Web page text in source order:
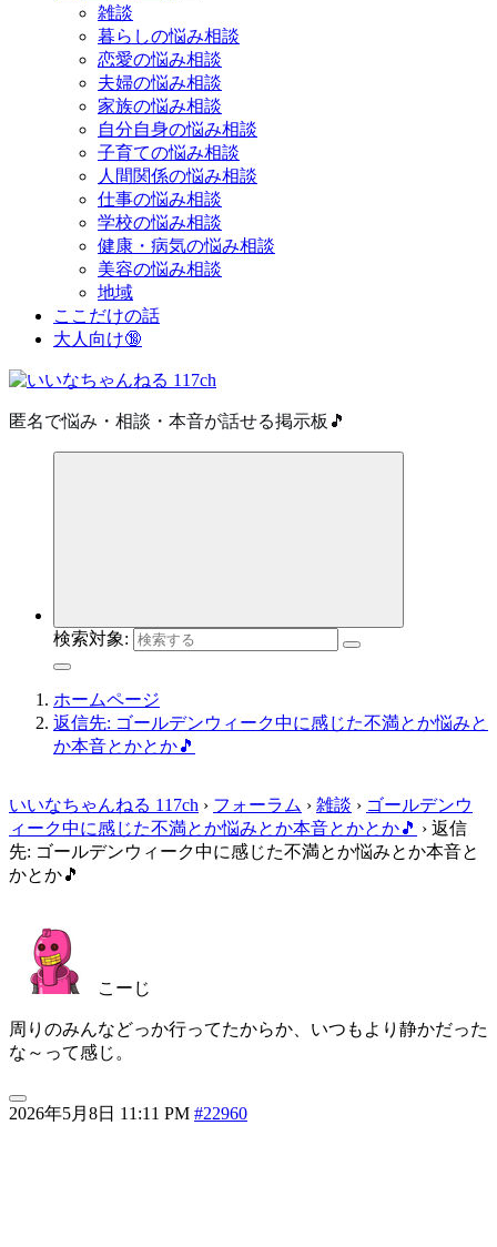
雑談
暮らしの悩み相談
恋愛の悩み相談
夫婦の悩み相談
家族の悩み相談
自分自身の悩み相談
子育ての悩み相談
人間関係の悩み相談
仕事の悩み相談
学校の悩み相談
健康・病気の悩み相談
美容の悩み相談
地域
ここだけの話
大人向け🔞
匿名で悩み・相談・本音が話せる掲示板🎵
検索対象:
ホームページ
返信先: ゴールデンウィーク中に感じた不満とか悩みと
か本音とかとか🎵
いいなちゃんねる 117ch › フォーラム › 雑談 › ゴールデンウ
ィーク中に感じた不満とか悩みとか本音とかとか🎵 › 返信
先: ゴールデンウィーク中に感じた不満とか悩みとか本音と
かとか🎵
2026年5月8日 11:11 PM #22960
こーじ
周りのみんなどっか行ってたからか、いつもより静かだった
な～って感じ。